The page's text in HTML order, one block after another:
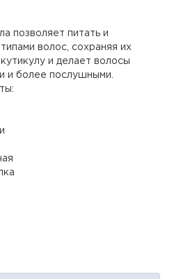
позволяет питать и
волос, сохраняя их
и делает волосы
и более послушными.